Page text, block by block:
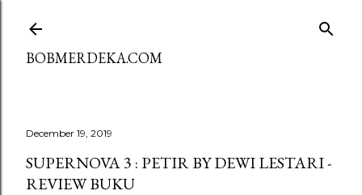
BOBMERDEKA.COM
December 19, 2019
SUPERNOVA 3 : PETIR BY DEWI LESTARI -
REVIEW BUKU